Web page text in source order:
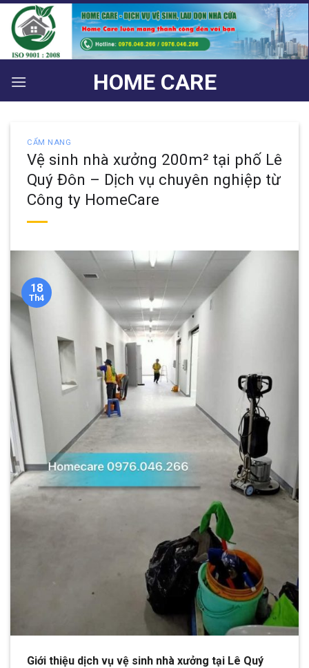
Bỏ
qua
nội
dung
HOME CARE
CẨM NANG
Vệ sinh nhà xưởng 200m² tại phố Lê
Quý Đôn – Dịch vụ chuyên nghiệp từ
Công ty HomeCare
18
Th4
Giới thiệu dịch vụ vệ sinh nhà xưởng tại Lê Quý